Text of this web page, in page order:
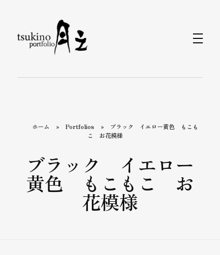
ホーム » Portfolios »
ブラック イエロー黄色 もこも
こ お花模様
ブラック イエロー
黄色 もこもこ お
花模様